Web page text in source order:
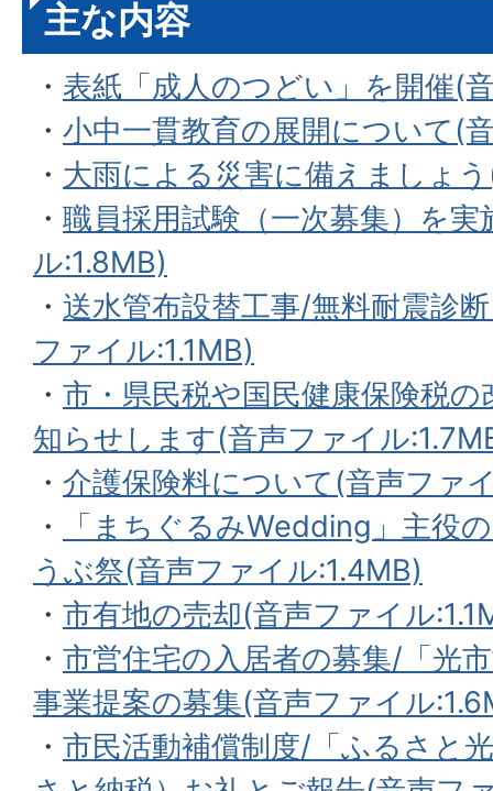
主な内容
・ 表紙「成人のつどい」を開催(
・ 小中一貫教育の展開について(
・ 大雨による災害に備えましょ
・ 職員採用試験（一次募集）を
ル:1.8MB)
・ 送水管布設替工事/無料耐震診
ファイル:1.1MB)
・ 市・県民税や国民健康保険税
知らせします(音声ファイル
・ 介護保険料について(音声ファ
・
「まちぐるみWedding」主役
うぶ祭(音声ファイル:1.4MB)
・ 市有地の売却(音声ファイル
・ 市営住宅の入居者の募集/「光
事業提案の募集(音声ファイル
・ 市民活動補償制度/「ふるさと